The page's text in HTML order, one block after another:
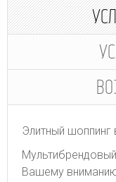
Элитный шоппинг
Вашему